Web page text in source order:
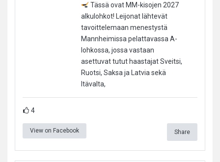
Tässä ovat MM-kisojen 2027
alkulohkot! Leijonat lähtevät
tavoittelemaan menestystä
Mannheimissa pelattavassa A-
lohkossa, jossa vastaan
asettuvat tutut haastajat Sveitsi,
Ruotsi, Saksa ja Latvia sekä
Itävalta,
4
View on Facebook Share